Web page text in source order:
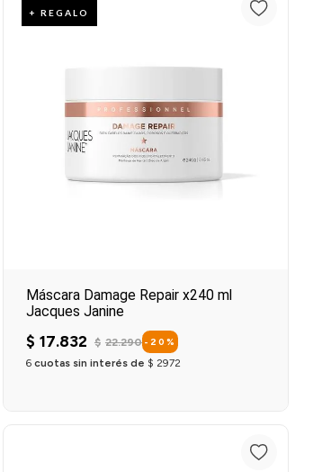
+ REGALO
Máscara Damage Repair x240 ml
Jacques Janine
$ 17.832 $ 22.290 - 20 %
6cuotas sin interés de $ 2972